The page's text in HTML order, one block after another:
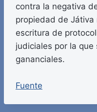
contra la negativa
propiedad de Játiva
escritura de
judiciales por la
gananciales.
Fuente